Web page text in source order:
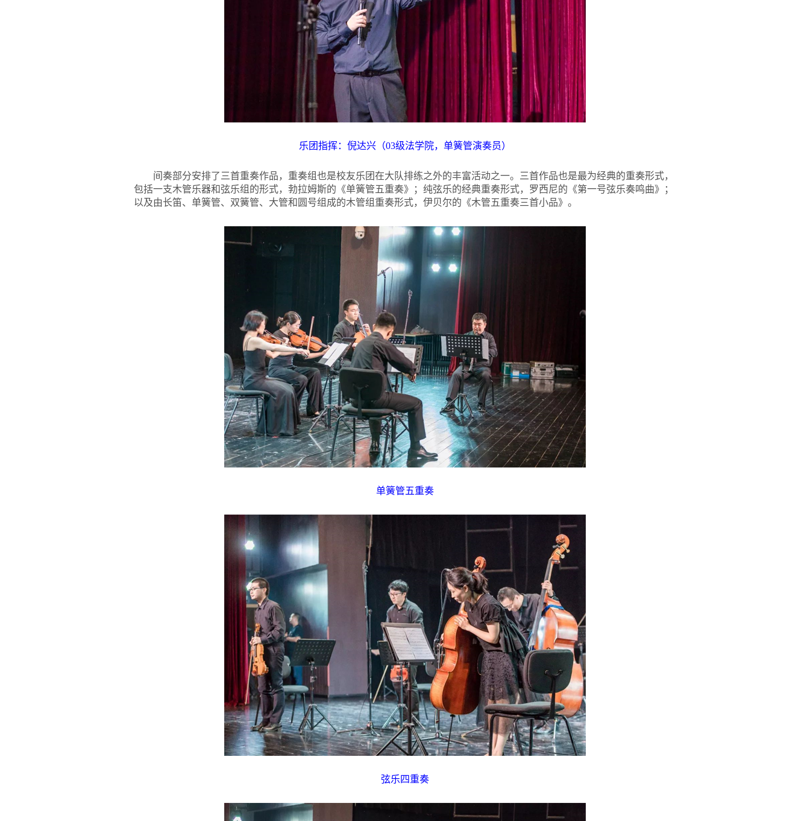
乐团指挥：倪达兴（03级法学院，单簧管演奏员）
间奏部分安排了三首重奏作品，重奏组也是校友乐团在大队排练之外的丰富活动之一。三首作品也是最为经典的重奏形式，
包括一支木管乐器和弦乐组的形式，勃拉姆斯的《单簧管五重奏》；纯弦乐的经典重奏形式，罗西尼的《第一号弦乐奏鸣曲》；
以及由长笛、单簧管、双簧管、大管和圆号组成的木管组重奏形式，伊贝尔的《木管五重奏三首小品》。
单簧管五重奏
弦乐四重奏